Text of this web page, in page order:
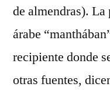
de almendras).
árabe
recipiente donde
otras fuentes,